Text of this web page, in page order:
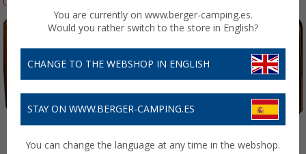
You are currently on www.berger-camping.es.
Would you rather switch to the store in English?
CHANGE TO THE WEBSHOP IN ENGLISH
STAY ON WWW.BERGER-CAMPING.ES
You can change the language at any time in the webshop.